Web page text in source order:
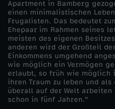
Apartment in Bamberg
einen minimalistischen
Frugalisten. Das bedeutet
Ehepaar im Rahmen seines
meisten des eigenen
anderen wird der Großteil
Einkommens umgehend
wie möglich ein Vermögen
erlaubt, so früh wie möglich
ihren Traum zu leben und
überall auf der Welt
schon in fünf Jahren."